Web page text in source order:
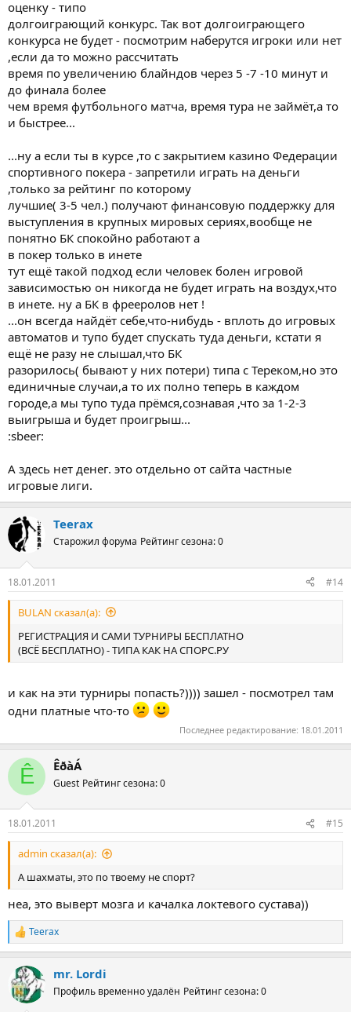
оценку - типо
долгоиграющий конкурс. Так вот долгоиграющего
конкурса не будет - посмотрим наберутся игроки или нет
,если да то можно рассчитать
время по увеличению блайндов через 5 -7 -10 минут и
до финала более
чем время футбольного матча, время тура не займёт,а то
и быстрее...
...ну а если ты в курсе ,то с закрытием казино Федерации
спортивного покера - запретили играть на деньги
,только за рейтинг по которому
лучшие( 3-5 чел.) получают финансовую поддержку для
выступления в крупных мировых сериях,вообще не
понятно БК спокойно работают а
в покер только в инете
тут ещё такой подход если человек болен игровой
зависимостью он никогда не будет играть на воздух,что
в инете. ну а БК в фрееролов нет !
...он всегда найдёт себе,что-нибудь - вплоть до игровых
автоматов и тупо будет спускать туда деньги, кстати я
ещё не разу не слышал,что БК
разорилось( бывают у них потери) типа с Тереком,но это
единичные случаи,а то их полно теперь в каждом
городе,а мы тупо туда прёмся,сознaвая ,что за 1-2-3
выигрыша и будет проигрыш...
:sbeer:
А здесь нет денег. это отдельно от сайта частные
игровые лиги.
Teerax
Старожил форума Рейтинг сезона: 0
18.01.2011 #14
BULAN сказал(а):
РЕГИСТРАЦИЯ И САМИ ТУРНИРЫ БЕСПЛАТНО
(ВСЁ БЕСПЛАТНО) - ТИПА КАК НА СПОРС.РУ
и как на эти турниры попасть?)))) зашел - посмотрел там
одни платные что-то
Последнее редактирование: 18.01.2011
Ê ÊðàÁ
Guest Рейтинг сезона: 0
18.01.2011 #15
admin сказал(а):
А шахматы, это по твоему не спорт?
неа, это выверт мозга и качалка локтевого сустава))
Р
е
к
ц
и
Teerax
mr. Lordi
Профиль временно удалён Рейтинг сезона: 0